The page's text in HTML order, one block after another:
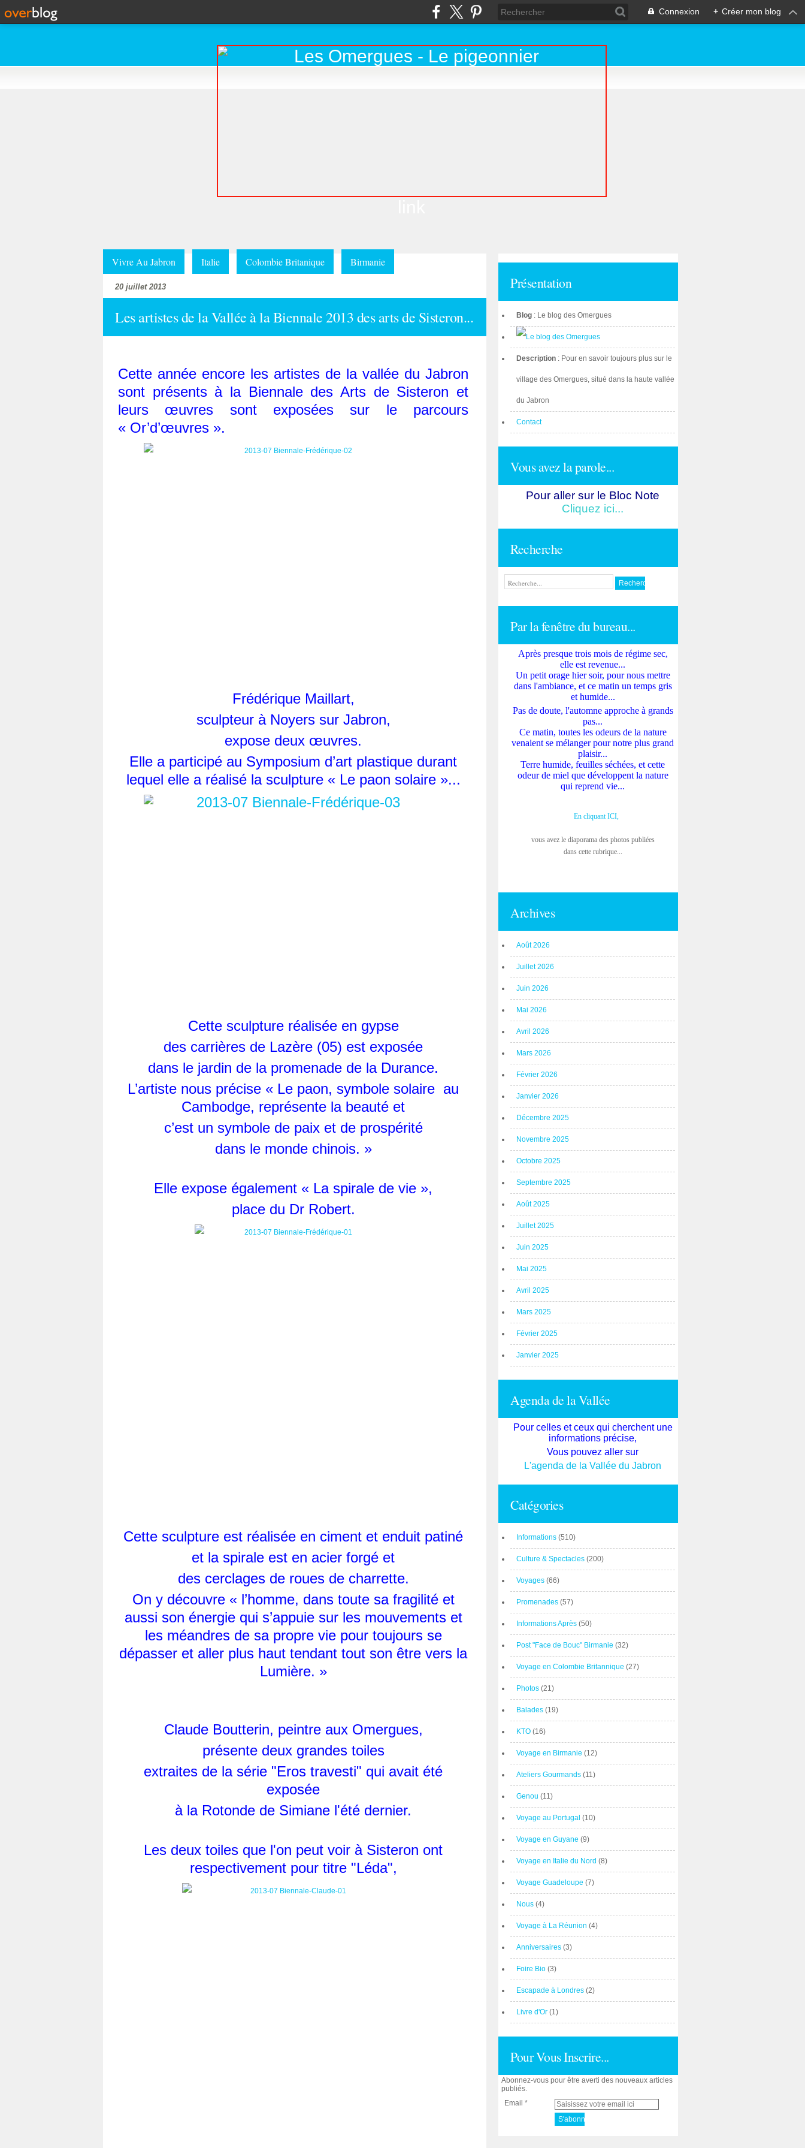
Connexion + Créer mon blog
Vivre Au Jabron Italie Colombie Britanique Birmanie
20 juillet 2013
Les artistes de la Vallée à la Biennale 2013 des arts de Sisteron...
Cette année encore les artistes de la vallée du Jabron
sont présents à la Biennale des Arts de Sisteron et
leurs œuvres sont exposées sur le parcours
« Or’d’œuvres ».
Frédérique Maillart,
sculpteur à Noyers sur Jabron,
expose deux œuvres.
Elle a participé au Symposium d’art plastique durant
lequel elle a réalisé la sculpture « Le paon solaire »...
Cette sculpture réalisée en gypse
des carrières de Lazère (05) est exposée
dans le jardin de la promenade de la Durance.
L’artiste nous précise « Le paon, symbole solaire au
Cambodge, représente la beauté et
c’est un symbole de paix et de prospérité
dans le monde chinois. »
Elle expose également « La spirale de vie »,
place du Dr Robert.
Cette sculpture est réalisée en ciment et enduit patiné
et la spirale est en acier forgé et
des cerclages de roues de charrette.
On y découvre « l’homme, dans toute sa fragilité et
aussi son énergie qui s’appuie sur les mouvements et
les méandres de sa propre vie pour toujours se
dépasser et aller plus haut tendant tout son être vers la
Lumière. »
Claude Boutterin, peintre aux Omergues,
présente deux grandes toiles
extraites de la série "Eros travesti" qui avait été
exposée
à la Rotonde de Simiane l'été dernier.
Les deux toiles que l'on peut voir à Sisteron ont
respectivement pour titre "Léda",
Présentation
Blog : Le blog des Omergues
Description : Pour en savoir toujours plus sur le
village des Omergues, situé dans la haute vallée
du Jabron
Contact
Vous avez la parole...
Pour aller sur le Bloc Note
Cliquez ici...
Recherche
Par la fenêtre du bureau...
Après presque trois mois de régime sec,
elle est revenue...
Un petit orage hier soir, pour nous mettre
dans l'ambiance, et ce matin un temps gris
et humide...
Pas de doute, l'automne approche à grands
pas...
Ce matin, toutes les odeurs de la nature
venaient se mélanger pour notre plus grand
plaisir...
Terre humide, feuilles séchées, et cette
odeur de miel que développent la nature
qui reprend vie...
En cliquant ICI,
vous avez le diaporama des photos publiées
dans cette rubrique...
Archives
Août 2026
Juillet 2026
Juin 2026
Mai 2026
Avril 2026
Mars 2026
Février 2026
Janvier 2026
Décembre 2025
Novembre 2025
Octobre 2025
Septembre 2025
Août 2025
Juillet 2025
Juin 2025
Mai 2025
Avril 2025
Mars 2025
Février 2025
Janvier 2025
Agenda de la Vallée
Pour celles et ceux qui cherchent une
informations précise,
Vous pouvez aller sur
L'agenda de la Vallée du Jabron
Catégories
Informations (510)
Culture & Spectacles (200)
Voyages (66)
Promenades (57)
Informations Après (50)
Post "Face de Bouc" Birmanie (32)
Voyage en Colombie Britannique (27)
Photos (21)
Balades (19)
KTO (16)
Voyage en Birmanie (12)
Ateliers Gourmands (11)
Genou (11)
Voyage au Portugal (10)
Voyage en Guyane (9)
Voyage en Italie du Nord (8)
Voyage Guadeloupe (7)
Nous (4)
Voyage à La Réunion (4)
Anniversaires (3)
Foire Bio (3)
Escapade à Londres (2)
Livre d'Or (1)
Pour Vous Inscrire...
Abonnez-vous pour être averti des nouveaux articles
publiés.
Email